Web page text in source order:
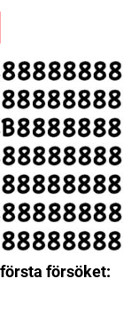
försöket: